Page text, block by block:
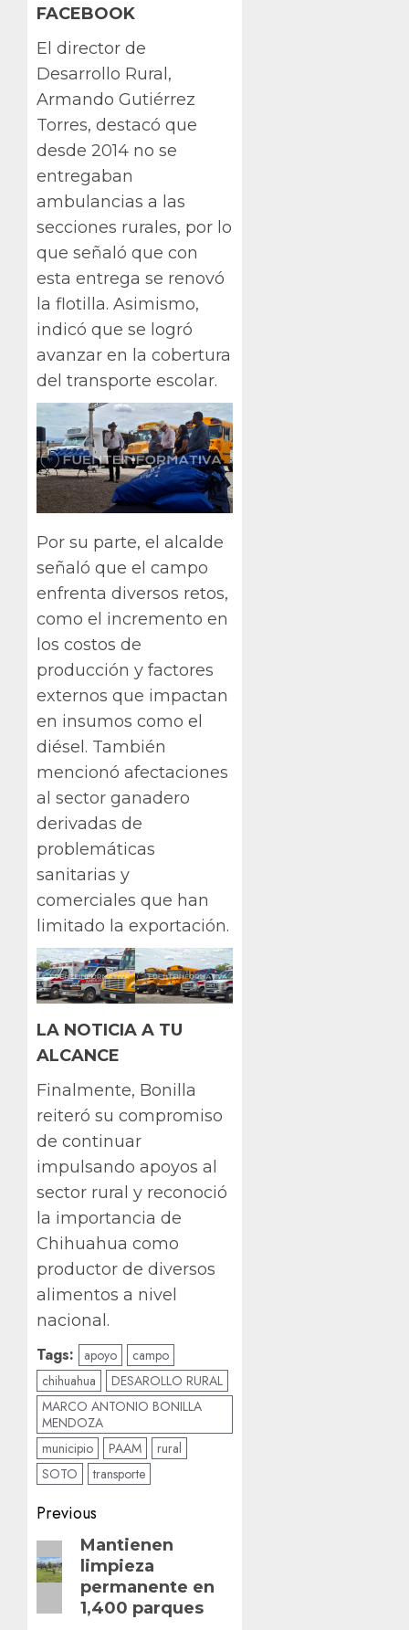
FACEBOOK
El director de
Desarrollo Rural,
Armando Gutiérrez
Torres, destacó que
desde 2014 no se
entregaban
ambulancias a las
secciones rurales, por lo
que señaló que con
esta entrega se renovó
la flotilla. Asimismo,
indicó que se logró
avanzar en la cobertura
del transporte escolar.
Por su parte, el alcalde
señaló que el campo
enfrenta diversos retos,
como el incremento en
los costos de
producción y factores
externos que impactan
en insumos como el
diésel. También
mencionó afectaciones
al sector ganadero
derivadas de
problemáticas
sanitarias y
comerciales que han
limitado la exportación.
LA NOTICIA A TU
ALCANCE
Finalmente, Bonilla
reiteró su compromiso
de continuar
impulsando apoyos al
sector rural y reconoció
la importancia de
Chihuahua como
productor de diversos
alimentos a nivel
nacional.
Tags: apoyo
campo
chihuahua
DESAROLLO RURAL
MARCO ANTONIO BONILLA
MENDOZA
municipio
PAAM
rural
SOTO
transporte
Post
navigation
Previous
Previous
post:
Mantienen
limpieza
permanente en
1,400 parques